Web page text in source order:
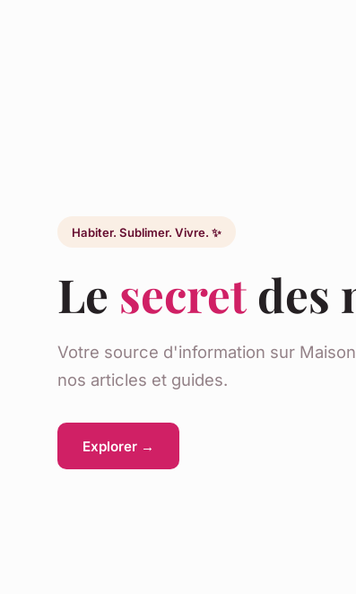
Habiter. Sublimer. Vivre. ✨
Le secret des
Votre source d'information sur
nos articles et guides.
Explorer →